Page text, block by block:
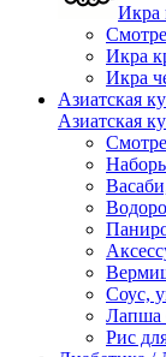
Икра
Икра
Икра
Азиатская
Азиатская
Соус,
Лапша
Рис